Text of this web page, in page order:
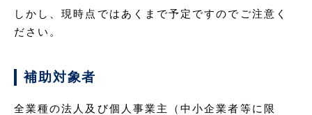
しかし、現時点ではあくまで予定ですのでご注意く
ださい。
補助対象者
全業種の法人及び個人事業主（中小企業者等に限